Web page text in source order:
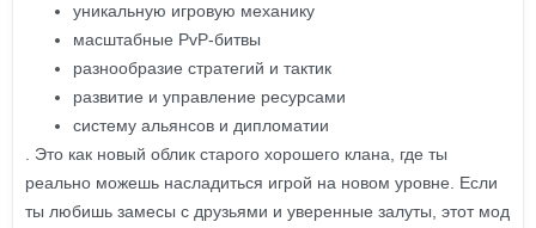
уникальную игровую механику
масштабные PvP-битвы
разнообразие стратегий и тактик
развитие и управление ресурсами
систему альянсов и дипломатии
. Это как новый облик старого хорошего клана, где ты
реально можешь насладиться игрой на новом уровне. Если
ты любишь замесы с друзьями и уверенные залуты, этот мод